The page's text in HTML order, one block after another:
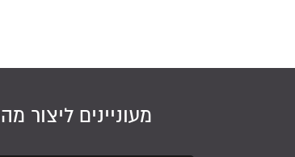
מעוניינים ליצור